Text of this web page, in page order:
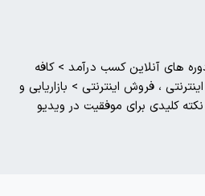
های آنلاین کسب درآمد > کافه
اینترنتی ، فروش اینترنتی > بازاریابی و
۵ نکته کلیدی برای موفقیت در ویدیو